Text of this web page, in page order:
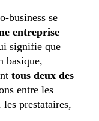
business se
entreprise
signifie que
basique,
tous deux des
entre les
prestataires,